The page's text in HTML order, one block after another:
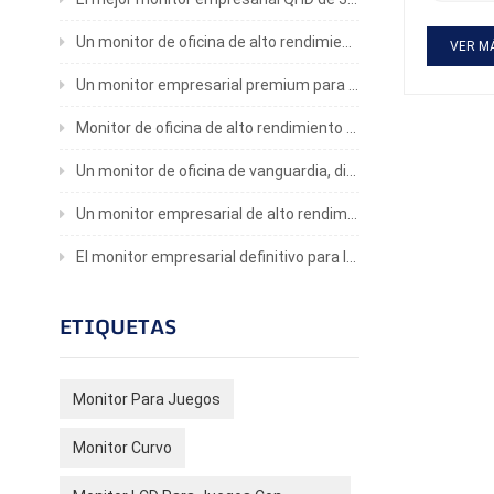
fotos y
VER
Un monitor de oficina de alto rendimiento para profesionales
Un monitor empresarial premium para una productividad inigualable
Monitor de oficina de alto rendimiento con una claridad impresionante
Un monitor de oficina de vanguardia, diseñado meticulosamente para brindar una experiencia visual inigualable
Un monitor empresarial de alto rendimiento para una mayor productividad
El monitor empresarial definitivo para la eficiencia y la comodidad visual
ETIQUETAS
Monitor Para Juegos
Monitor Curvo